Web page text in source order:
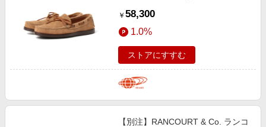
9.5
￥ 58,300
1.0%
ストアにすすむ
【別注】RANCOURT & Co. ランコ